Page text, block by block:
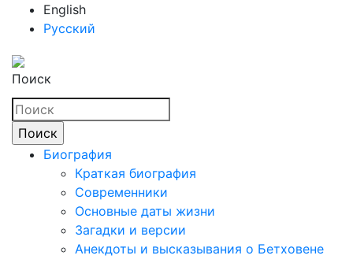
English
Русский
Поиск
Биография
Краткая биография
Современники
Основные даты жизни
Загадки и версии
Анекдоты и высказывания о Бетховене